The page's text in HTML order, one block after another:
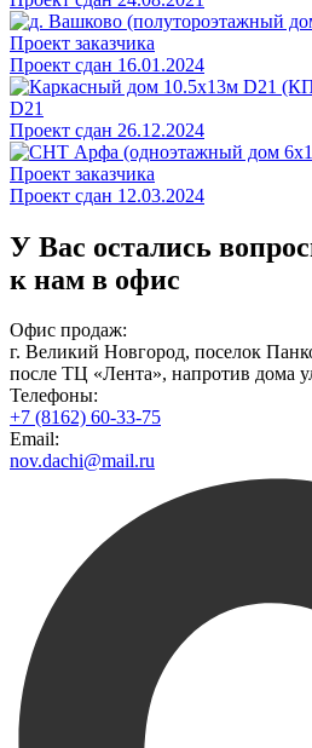
Проект заказчика
Проект сдан 16.01.2024
D21
Проект сдан 26.12.2024
Проект заказчика
Проект сдан 12.03.2024
У Вас остались
к нам в офис
Офис продаж:
г. Великий Новгород, поселок
после ТЦ «Лента», напротив дома
Телефоны:
+7 (8162) 60-33-75
Email:
nov.dachi@mail.ru